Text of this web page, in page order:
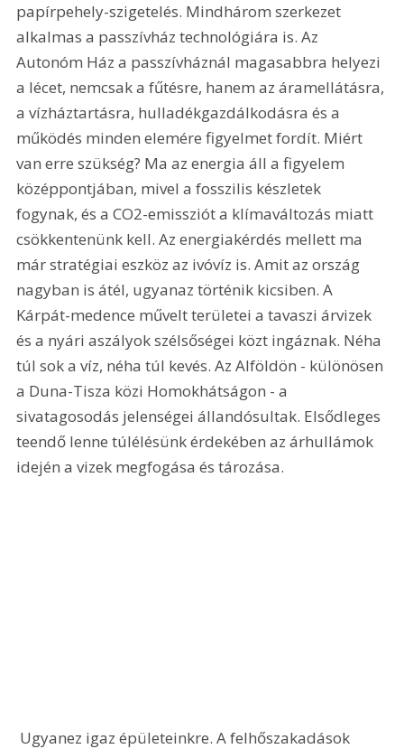
papírpehely-szigetelés. Mindhárom szerkezet
alkalmas a passzívház technológiára is. Az
Autonóm Ház a passzívháznál magasabbra helyezi
a lécet, nemcsak a fűtésre, hanem az áramellátásra,
a vízháztartásra, hulladékgazdálkodásra és a
működés minden elemére figyelmet fordít. Miért
van erre szükség? Ma az energia áll a figyelem
középpontjában, mivel a fosszilis készletek
fogynak, és a CO2-emissziót a klímaváltozás miatt
csökkentenünk kell. Az energiakérdés mellett ma
már stratégiai eszköz az ivóvíz is. Amit az ország
nagyban is átél, ugyanaz történik kicsiben. A
Kárpát-medence művelt területei a tavaszi árvizek
és a nyári aszályok szélsőségei közt ingáznak. Néha
túl sok a víz, néha túl kevés. Az Alföldön - különösen
a Duna-Tisza közi Homokhátságon - a
sivatagosodás jelenségei állandósultak. Elsődleges
teendő lenne túlélésünk érdekében az árhullámok
idején a vizek megfogása és tározása.